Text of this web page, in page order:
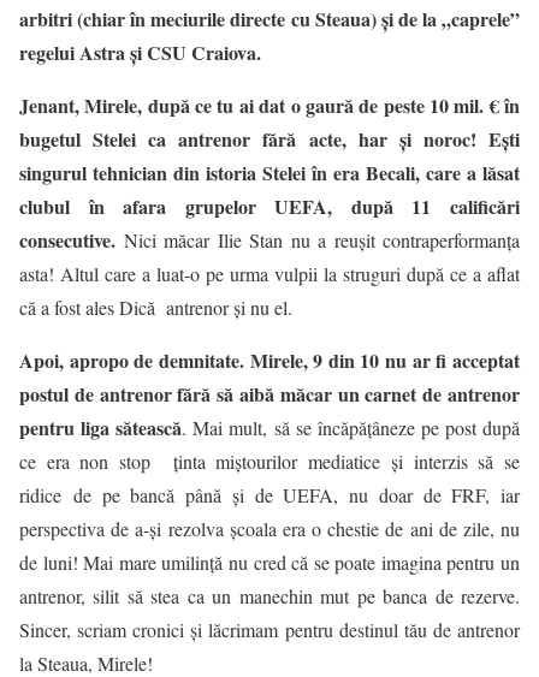
arbitri (chiar în meciurile directe cu Steaua) și de la „caprele”
regelui Astra și CSU Craiova.
Jenant, Mirele, după ce tu ai dat o gaură de peste 10 mil. € în
bugetul Stelei ca antrenor fără acte, har și noroc! Ești
singurul tehnician din istoria Stelei în era Becali, care a lăsat
clubul în afara grupelor UEFA, după 11 calificări
consecutive. Nici măcar Ilie Stan nu a reușit contraperformanța
asta! Altul care a luat-o pe urma vulpii la struguri după ce a aflat
că a fost ales Dică antrenor și nu el.
Apoi, apropo de demnitate. Mirele, 9 din 10 nu ar fi acceptat
postul de antrenor fără să aibă măcar un carnet de antrenor
pentru liga sătească. Mai mult, să se încăpățâneze pe post după
ce era non stop ținta miștourilor mediatice și interzis să se
ridice de pe bancă până și de UEFA, nu doar de FRF, iar
perspectiva de a-și rezolva școala era o chestie de ani de zile, nu
de luni! Mai mare umilință nu cred că se poate imagina pentru un
antrenor, silit să stea ca un manechin mut pe banca de rezerve.
Sincer, scriam cronici și lăcrimam pentru destinul tău de antrenor
la Steaua, Mirele!